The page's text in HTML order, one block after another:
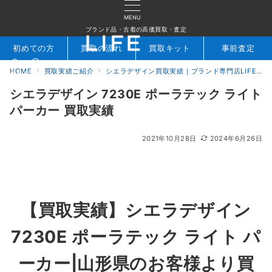
MENU
ブランド品・古着の高価買取・査定
検索 お問合せ
初めての方 買取の流れ 買取キット 事前査定
HOME 買取実績ご紹介 シエラデザイン買取実績｜ブランド専門店LIFE
シエラデザイン 7230E ポーラテック ライト
パーカー 買取実績
2021年10月28日 2024年6月26日
【買取実績】シエラデザイン
7230E ポーラテック ライト パ
ーカー|山形県のお客様より買